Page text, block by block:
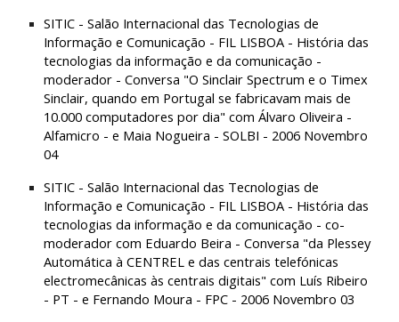
SITIC - Salão Internacional das Tecnologias de
Informação e Comunicação - FIL LISBOA - História das
tecnologias da informação e da comunicação -
moderador - Conversa "O Sinclair Spectrum e o Timex
Sinclair, quando em Portugal se fabricavam mais de
10.000 computadores por dia" com Álvaro Oliveira -
Alfamicro - e Maia Nogueira - SOLBI - 2006 Novembro
04
SITIC - Salão Internacional das Tecnologias de
Informação e Comunicação - FIL LISBOA - História das
tecnologias da informação e da comunicação - co-
moderador com Eduardo Beira - Conversa "da Plessey
Automática à CENTREL e das centrais telefónicas
electromecânicas às centrais digitais" com Luís Ribeiro
- PT - e Fernando Moura - FPC - 2006 Novembro 03